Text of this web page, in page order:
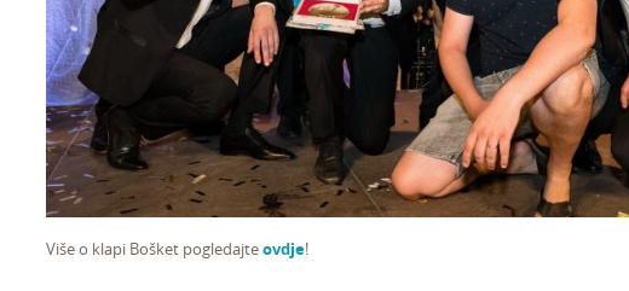
Više o klapi Bošket pogledajteovdje!